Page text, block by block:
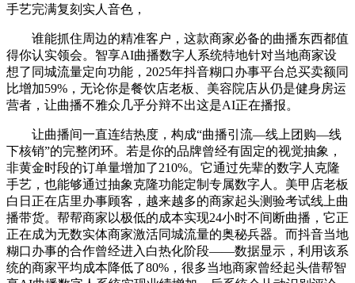
手艺完满复刻实人音色，
谁能抓住周边的精准客户，这款商家必备的曲播东西都值
得你认实领会。智享AI曲播数字人系统特地针对当地商家设
想了同城流量定向功能，2025年抖音糊口办事平台总买卖额同
比增加59%，无论你是餐饮店老板、美容院店从仍是健身房运
营者，让曲播不雅众几乎分辩不出这是AI正在播报。
让曲播间一直连结热度，构成“曲播引流—线上团购—线
下核销”的完整闭环。若是你的品牌曾经有固定的视觉抽象，
非黄金时段的订单量增加了210%。它通过先辈的数字人克隆
手艺，也能够通过抽象克隆功能定制专属数字人。美甲店老板
白日正在店里办事顾客，越来越多的商家起头测验考试线上曲
播带货。帮帮商家以极低的成本实现24小时不间断曲播，它正
正在成为无数实体商家激活同城流量的奥秘兵器。而抖音当地
糊口办事的合作曾经进入白热化阶段——数据显示，利用该系
统的商家平均成本降低了80%，很多当地商家曾经起头借帮智